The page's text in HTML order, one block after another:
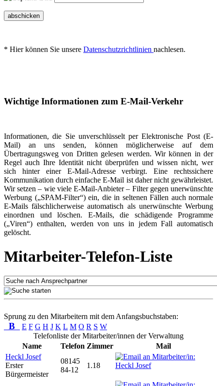
abschicken
* Hier können Sie unsere Datenschutzrichtlinien nachlesen.
Wichtige Informationen zum E-Mail-Verkehr
Informationen, die Sie unverschlüsselt per Elektronische Post (E-
Mail) an uns senden, können möglicherweise auf dem
Übertragungsweg von Dritten gelesen werden. Wir können in der
Regel auch Ihre Identität nicht überprüfen und wissen nicht, wer
sich hinter einer E-Mail-Adresse verbirgt. Eine rechtssichere
Kommunikation durch einfache E-Mail ist daher nicht gewährleistet.
Wir setzen – wie viele E-Mail-Anbieter – Filter gegen unerwünschte
Werbung („SPAM-Filter“) ein, die in seltenen Fällen auch normale
E-Mails fälschlicherweise automatisch als unerwünschte Werbung
einordnen und löschen. E-Mails, die schädigende Programme
(„Viren“) enthalten, werden von uns in jedem Fall automatisch
gelöscht.
Mitarbeiter-Telefon-Liste
Sprung zu den Mitarbeitern mit dem Anfangsbuchstaben:
B E F G H J K L M O R S W
Telefonliste der Mitarbeiter/innen der Verwaltung
Name
Telefon Zimmer
Mail
Heckl Josef
Erster
Bürgermeister
08145
84-12
1.18